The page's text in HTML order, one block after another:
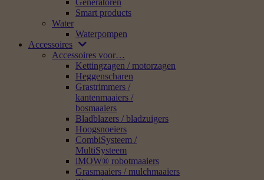
Generatoren
Smart products
Water
Waterpompen
Accessoires
Accessoires voor…
Kettingzagen / motorzagen
Heggenscharen
Grastrimmers /
kantenmaaiers /
bosmaaiers
Bladblazers / bladzuigers
Hoogsnoeiers
CombiSysteem /
MultiSysteem
iMOW® robotmaaiers
Grasmaaiers / mulchmaaiers